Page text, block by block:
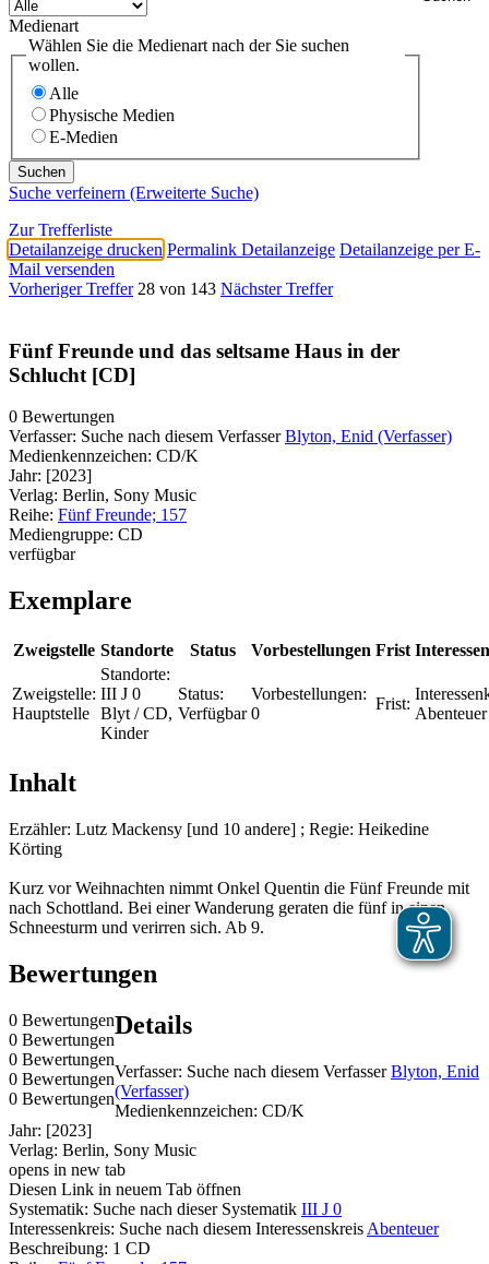
Medienart
Wählen Sie die Medienart nach der Sie suchen
wollen.
Alle
Physische Medien
E-Medien
Suche verfeinern (Erweiterte Suche)
Zur Trefferliste
Detailanzeige drucken Permalink Detailanzeige Detailanzeige per E-
Mail versenden
Vorheriger Treffer 28 von 143 Nächster Treffer
Fünf Freunde und das seltsame Haus in der
Schlucht [CD]
0 Bewertungen
Verfasser: Suche nach diesem Verfasser Blyton, Enid (Verfasser)
Medienkennzeichen: CD/K
Jahr: [2023]
Verlag: Berlin, Sony Music
Reihe: Fünf Freunde; 157
Mediengruppe: CD
verfügbar
Exemplare
Zweigstelle Standorte Status Vorbestellungen Frist
Zweigstelle:
Hauptstelle
Standorte:
III J 0
Blyt / CD,
Kinder
Status:
Verfügbar
Vorbestellungen:
0
Frist:
Abenteuer
Inhalt
Erzähler: Lutz Mackensy [und 10 andere] ; Regie: Heikedine
Körting
Kurz vor Weihnachten nimmt Onkel Quentin die Fünf Freunde mit
nach Schottland. Bei einer Wanderung geraten die fünf in einen
Schneesturm und verirren sich. Ab 9.
Bewertungen
0 Bewertungen
0 Bewertungen
0 Bewertungen
0 Bewertungen
0 Bewertungen
Details
Verfasser: Suche nach diesem Verfasser Blyton, Enid
(Verfasser)
Medienkennzeichen: CD/K
Jahr: [2023]
Verlag: Berlin, Sony Music
opens in new tab
Diesen Link in neuem Tab öffnen
Systematik: Suche nach dieser Systematik III J 0
Interessenkreis: Suche nach diesem Interessenskreis Abenteuer
Beschreibung: 1 CD